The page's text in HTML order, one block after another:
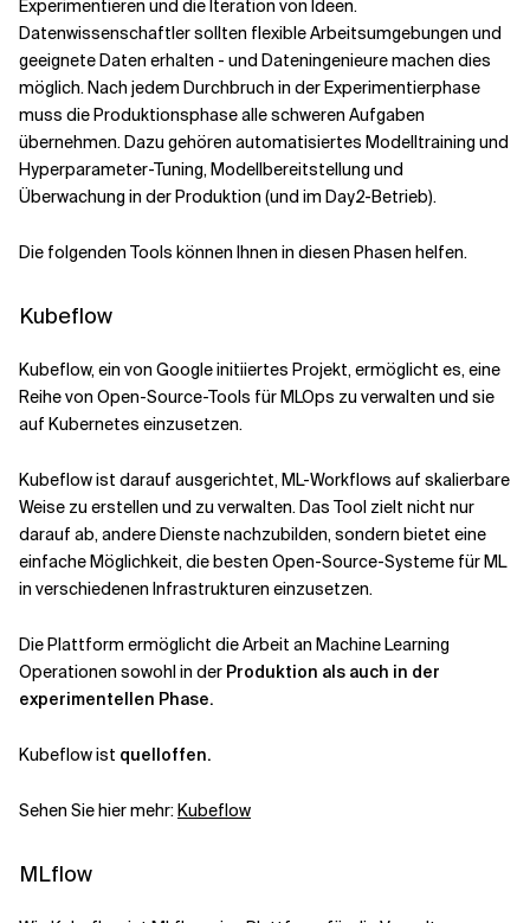
Experimentieren und die Iteration von Ideen.
Datenwissenschaftler sollten flexible Arbeitsumgebungen und
geeignete Daten erhalten - und Dateningenieure machen dies
möglich. Nach jedem Durchbruch in der Experimentierphase
muss die Produktionsphase alle schweren Aufgaben
übernehmen. Dazu gehören automatisiertes Modelltraining und
Hyperparameter-Tuning, Modellbereitstellung und
Überwachung in der Produktion (und im Day2-Betrieb).
Die folgenden Tools können Ihnen in diesen Phasen helfen.
Kubeflow
Kubeflow, ein von Google initiiertes Projekt, ermöglicht es, eine
Reihe von Open-Source-Tools für MLOps zu verwalten und sie
auf Kubernetes einzusetzen.
Kubeflow ist darauf ausgerichtet, ML-Workflows auf skalierbare
Weise zu erstellen und zu verwalten. Das Tool zielt nicht nur
darauf ab, andere Dienste nachzubilden, sondern bietet eine
einfache Möglichkeit, die besten Open-Source-Systeme für ML
in verschiedenen Infrastrukturen einzusetzen.
Die Plattform ermöglicht die Arbeit an Machine Learning
Operationen sowohl in der Produktion als auch in der
experimentellen Phase.
Kubeflow ist quelloffen.
Sehen Sie hier mehr:Kubeflow
MLflow